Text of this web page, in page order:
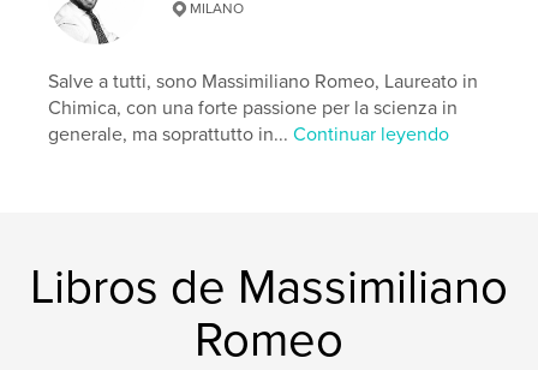
MILANO
Salve a tutti, sono Massimiliano Romeo, Laureato in
Chimica, con una forte passione per la scienza in
generale, ma soprattutto in...Continuar leyendo
Libros de Massimiliano
Romeo